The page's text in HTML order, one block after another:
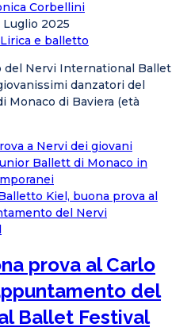
Corbellini
Luglio 2025
Lirica e balletto
Nervi International Ballet
danzatori del
Monaco di Baviera (età
a Nervi dei giovani
Ballett di Monaco in
prova al Carlo
del
Ballet Festival